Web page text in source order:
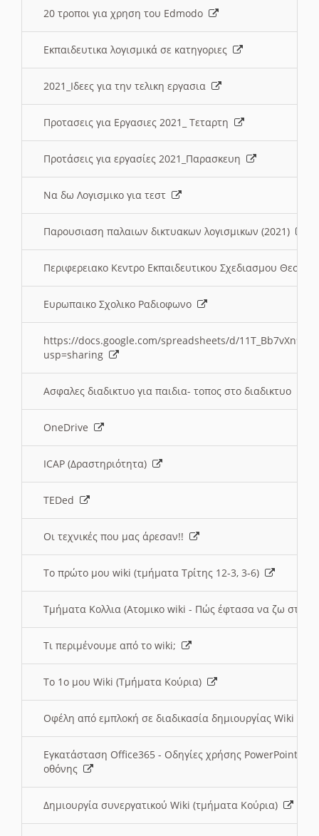
20 τροποι για χρηση του Edmodo
Εκπαιδευτικα λογισμικά σε κατηγοριες
2021_Ιδεες για την τελικη εργασια
Προτασεις για Εργασιες 2021_ Τεταρτη
Προτάσεις για εργασίες 2021_Παρασκευη
Να δω Λογισμικο για τεστ
Παρουσιαση παλαιων δικτυακων λογισμικων (2021)
Περιφερειακο Κεντρο Εκπαιδευτικου Σχεδιασμου
Ευρωπαικο Σχολικο Ραδιοφωνο
https://docs.google.com/spreadsheets/d/
usp=sharing
Ασφαλες διαδικτυο για παιδια- τοπος στο διαδικτυο
OneDrive
ICAP (Δραστηριότητα)
TEDed
Οι τεχνικές που μας άρεσαν!!
Το πρώτο μου wiki (τμήματα Τρίτης 12-3, 3-6)
Τμήματα Κολλια (Ατομικο wiki - Πώς έφτασα να ζω στην
Τι περιμένουμε από το wiki;
Το 1ο μου Wiki (Τμήματα Κούρια)
Οφέλη από εμπλοκή σε διαδικασία δημιουργίας Wiki
Εγκατάσταση Office365 - Οδηγίες χρήσης PowerPoint
οθόνης
Δημιουργία συνεργατικού Wiki (τμήματα Κούρια)